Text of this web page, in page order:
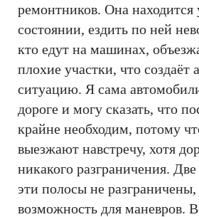
ремонтников. Она
состоянии, ездить по ней
кто едут на машинах,
плохие участки, что создаёт
ситуацию. Я сама
дороге и могу сказать, что
крайне необходим, потому
выезжают навстречу, хотя
никакого разграничения.
эти полосы не разграничены,
возможность для маневров.